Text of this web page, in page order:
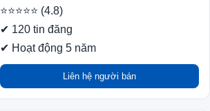
⭐⭐⭐⭐⭐ (4.8)
✔ 120 tin đăng
✔ Hoạt động 5 năm
Liên hệ người bán